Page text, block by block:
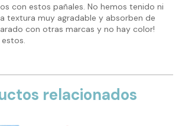
con estos pañales. No hemos tenido ni
textura muy agradable y absorben de
con otras marcas y no hay color!
relacionados